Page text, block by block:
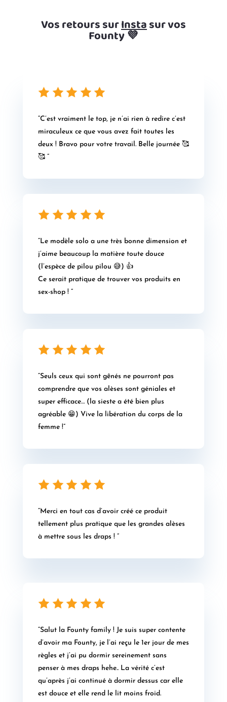
Vos retours surInstasur vos
Founty 💜
“C’est vraiment le top, je n’ai rien à redire c’est
miraculeux ce que vous avez fait toutes les
deux ! Bravo pour votre travail. Belle journée 🥰
🥰 ”
“Le modèle solo a une très bonne dimension et
j’aime beaucoup la matière toute douce
(l’espèce de pilou pilou 😅) 👍
Ce serait pratique de trouver vos produits en
sex-shop ! ”
“Seuls ceux qui sont gênés ne pourront pas
comprendre que vos alèses sont géniales et
super efficace… (la sieste a été bien plus
agréable 😁) Vive la libération du corps de la
femme !”
“Merci en tout cas d’avoir créé ce produit
tellement plus pratique que les grandes alèses
à mettre sous les draps ! ”
“Salut la Founty family ! Je suis super contente
d’avoir ma Founty, je l’ai reçu le 1er jour de mes
règles et j’ai pu dormir sereinement sans
penser à mes draps hehe.. La vérité c’est
qu’après j’ai continué à dormir dessus car elle
est douce et elle rend le lit moins froid.